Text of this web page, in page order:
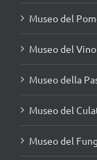
Museo del
Museo del Vino
Museo della
Museo del
Museo del